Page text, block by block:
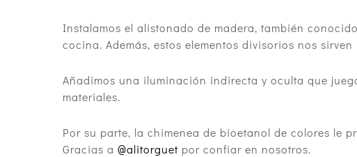
Instalamos el alistonado de madera, también
cocina. Además, estos elementos divisorios nos
Añadimos una iluminación indirecta y oculta que
materiales.
Por su parte, la chimenea de bioetanol de colores le
Gracias a@alitorguet por confiar en nosotros.